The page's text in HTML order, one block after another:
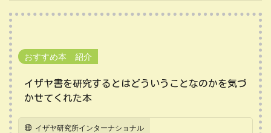
おすすめ本 紹介
イザヤ書を研究するとはどういうことなのかを気づ
かせてくれた本
イザヤ研究所インターナショナル